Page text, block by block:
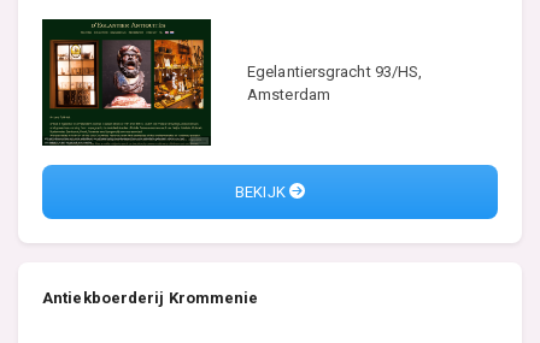
Egelantiersgracht 93/HS,
Amsterdam
BEKIJK
Antiekboerderij Krommenie